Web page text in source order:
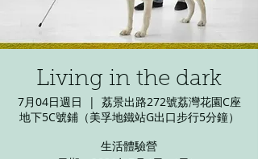
Living in the dark
7月04日週日
  |
荔景出路272號荔灣花園C座
地下5C號鋪（美孚地鐵站G出口步行5分鐘）
生活體驗營